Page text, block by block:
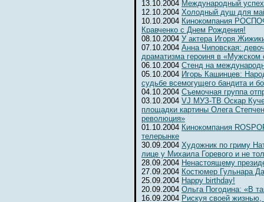
13.10.2004 Международный
12.10.2004 Холодный душ для
10.10.2004 Кинокомпания
Кравченко с Днем Рождения!
08.10.2004 У актера Игоря
07.10.2004 Анна Чиповская:
драматизма героиня в «Мужском
06.10.2004 Cтенд на
05.10.2004 Игорь Кашинцев:
судьбе всемогущего бандита и
04.10.2004 Съемочная группа
03.10.2004 VJ МУЗ-ТВ Оскар
площадки картины Олега
революция»
01.10.2004 Кинокомпания
телерынке
30.09.2004 Художник по гриму
лице у Михаила Горевого и не
28.09.2004 Ненастоящему
27.09.2004 Костюмер Гульнара
25.09.2004 Happy birthday!
20.09.2004 Ольга Погодина: «В
16.09.2004 Рискуя своей